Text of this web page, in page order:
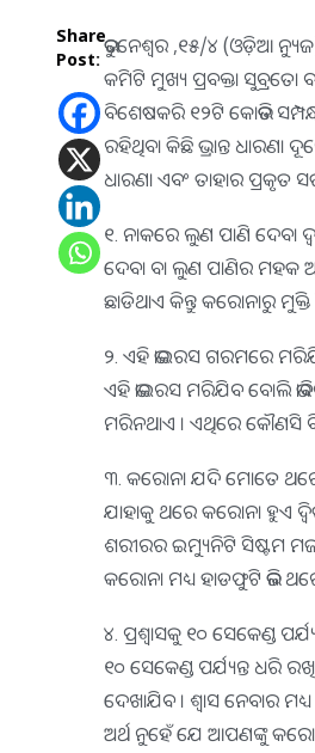
Share
Post:
ଭୁବନେଶ୍ବର ,୧୫/୪ (ଓଡ଼ିଆ
କମିଟି ମୁଖ୍ୟ ପ୍ରବକ୍ତା ସୁବ୍ରତୋ
ବିଶେଷକରି ୧୨ଟି କୋଭିଡ
ରହିଥିବା କିଛି ଭ୍ରାନ୍ତ ଧାରଣା
ଧାରଣା ଏବଂ ତାହାର ପ୍ରକୃତ
୧. ନାକରେ ଲୁଣ ପାଣି ଦେବା
ଦେବା ବା ଲୁଣ ପାଣିର ମହକ
ଛାଡିଥାଏ କିନ୍ତୁ କରୋନାରୁ
୨. ଏହି ଭାଇରସ ଗରମରେ ମରିଯିବ
ଏହି ଭାଇରସ ମରିଯିବ ବୋଲି
ମରିନଥାଏ । ଏଥିରେ କୌଣସି
୩. କରୋନା ଯଦି ମୋତେ ଥରେ
ଯାହାକୁ ଥରେ କରୋନା ହୁଏ
ଶରୀରର ଇମ୍ୟୁନିଟି ସିଷ୍ଟମ
କରୋନା ମଧ୍ୟ ହାଡଫୁଟି ଭଳି
୪. ପ୍ରଶ୍ୱାସକୁ ୧୦ ସେକେଣ୍ଡ
୧୦ ସେକେଣ୍ଡ ପର୍ଯ୍ୟନ୍ତ ଧରି
ଦେଖାଯିବ । ଶ୍ୱାସ ନେବାର
ଅର୍ଥ ନୁହେଁ ଯେ ଆପଣଙ୍କୁ